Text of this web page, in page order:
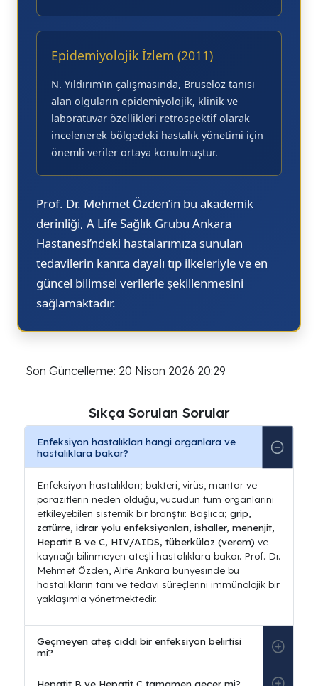
Epidemiyolojik İzlem (2011)
N. Yıldırım’ın çalışmasında, Bruseloz tanısı
alan olguların epidemiyolojik, klinik ve
laboratuvar özellikleri retrospektif olarak
incelenerek bölgedeki hastalık yönetimi için
önemli veriler ortaya konulmuştur.
Prof. Dr. Mehmet Özden’in bu akademik
derinliği, A Life Sağlık Grubu Ankara
Hastanesi’ndeki hastalarımıza sunulan
tedavilerin kanıta dayalı tıp ilkeleriyle ve en
güncel bilimsel verilerle şekillenmesini
sağlamaktadır.
Son Güncelleme: 20 Nisan 2026 20:29